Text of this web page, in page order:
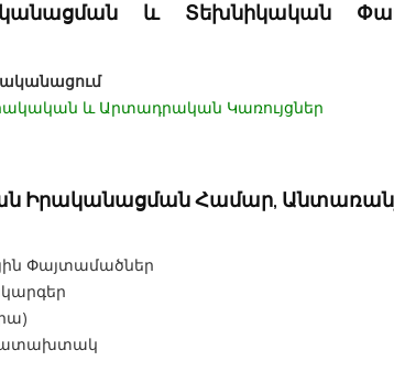
և Տեխնիկական
և Արտադրական Կառույցներ
Իրականացման Համար,
Փայտամածներ